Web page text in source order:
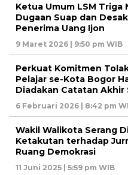
Ketua Umum LSM Triga
Dugaan Suap dan
Penerima Uang Ijon
9 Maret 2026 | 9:50 pm WIB
Perkuat Komitmen
Pelajar se-Kota Bogor
Diadakan Catatan Akhir
6 Februari 2026 | 8:42 pm
Wakil Walikota Serang
Ketakutan terhadap
Ruang Demokrasi
11 Juni 2025 | 5:59 pm WIB